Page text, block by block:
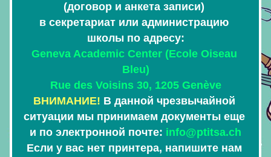
(договор и анкета записи)
в секретариат или администрацию
школы по адресу:
Geneva Academic Center (Ecole Oiseau
Bleu)
Rue des Voisins 30, 1205 Genève
ВНИМАНИЕ! В данной чрезвычайной
ситуации мы принимаем документы еще
и по электронной почте: info@ptitsa.ch
Если у вас нет принтера, напишите нам